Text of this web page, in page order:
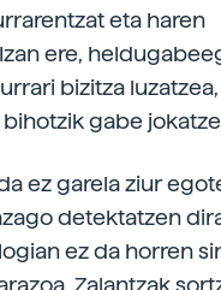
eta haren
ere,
bizitza
gabe
ez garela ziur
detektatzen
ez da horren
Zalantzak